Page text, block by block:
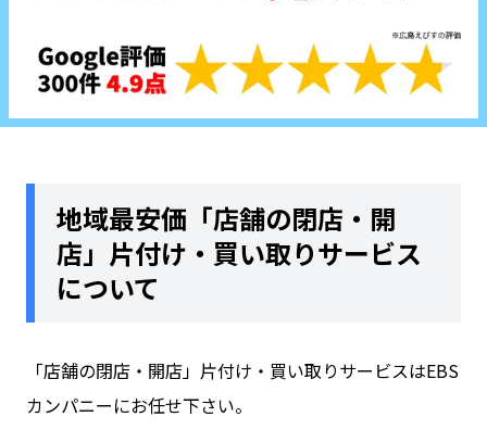
地域最安価「店舗の閉店・開
店」片付け・買い取りサービス
について
「店舗の閉店・開店」 片付け・買い取りサービスはEBS
カンパニーにお任せ下さい。